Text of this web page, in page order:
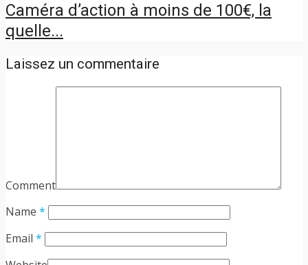
Caméra d’action à moins de 100€, la
quelle...
Laissez un commentaire
Comment
Name *
Email *